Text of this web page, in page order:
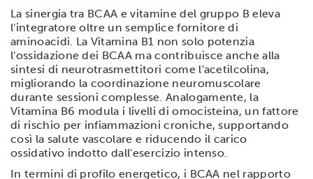
La sinergia tra BCAA e vitamine del gruppo B eleva
l'integratore oltre un semplice fornitore di
aminoacidi. La Vitamina B1 non solo potenzia
l'ossidazione dei BCAA ma contribuisce anche alla
sintesi di neurotrasmettitori come l'acetilcolina,
migliorando la coordinazione neuromuscolare
durante sessioni complesse. Analogamente, la
Vitamina B6 modula i livelli di omocisteina, un fattore
di rischio per infiammazioni croniche, supportando
così la salute vascolare e riducendo il carico
ossidativo indotto dall'esercizio intenso.
In termini di profilo energetico, i BCAA nel rapporto